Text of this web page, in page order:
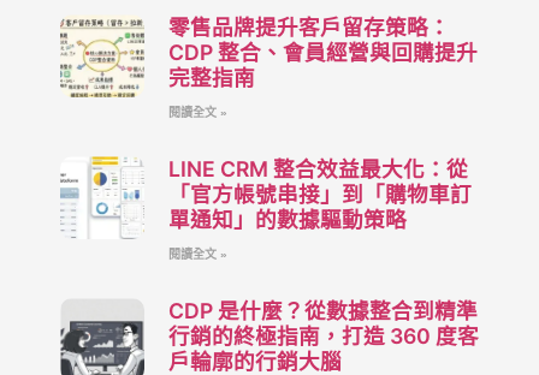
零售品牌提升客戶留存策略：
CDP 整合、會員經營與回購提升
完整指南
閱讀全文 »
LINE CRM 整合效益最大化：從
「官方帳號串接」到「購物車訂
單通知」的數據驅動策略
閱讀全文 »
CDP 是什麼？從數據整合到精準
行銷的終極指南，打造 360 度客
戶輪廓的行銷大腦